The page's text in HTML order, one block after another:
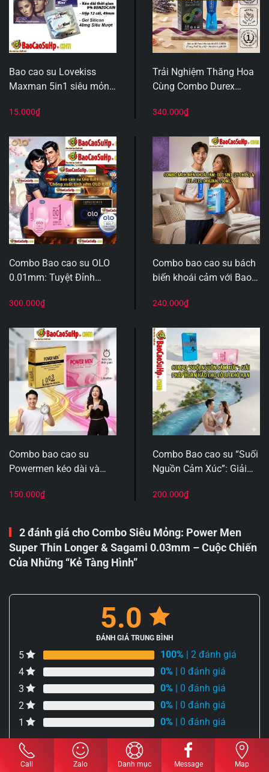
Bao cao su Lovekiss
Maxman 5in1 siêu mỏng
dài 9% Hộp 1c
15.000₫
Trải Nghiệm Thăng Hoa
Cùng Combo Durex
Gel Durex Play Classic
340.000₫
Combo Bao cao su OLO
0.01mm: Tuyệt Đỉnh
Sự Kết Hợp Hoàn Hảo
300.000₫
Combo bao cao su bách
biến khoái cảm với Bao
chiếc và gel Oleo Original
240.000₫
Combo bao cao su
Powermen kéo dài và
lấy lại phong độ anh em.
150.000₫
Combo Bao cao su “Suối
Nguồn Cảm Xúc”: Giải
Bé Khô Hạn
200.000₫
2 đánh giá choCombo Siêu Mỏng: Power Men
Super Thin Longer & Sagami 0.03mm – Cuộc Chiến
Của Những “Kẻ Tàng Hình”
5.0
ĐÁNH GIÁ TRUNG BÌNH
5 100% | 2 đánh giá
4
0% | 0 đánh giá
3
0% | 0 đánh giá
2
0% | 0 đánh giá
1
0% | 0 đánh giá
ĐÁNH GIÁ NGAY
Call Zalo Danh mục Message Map